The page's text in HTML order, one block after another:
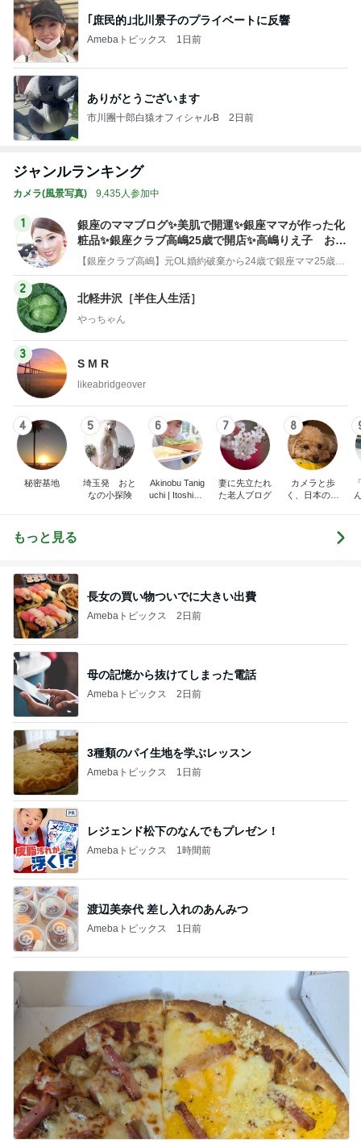
｢庶民的｣北川景子のプライベートに反響
Amebaトピックス 1日前
ありがとうございます
市川團十郎白猿オフィシャルB 2日前
ジャンルランキング
カメラ(風景写真) 9,435人参加中
1
銀座のママブログ✨美肌で開運✨銀座ママが作った化
粧品✨銀座クラブ高嶋25歳で開店✨高嶋りえ子 お着
物でエルメス バーキン コーデ
【銀座クラブ高嶋】元OL婚約破棄から24歳で銀座ママ25歳でオーナーママ銀座 美肌で開運♡パワースポット巡り高嶋りえ子ブログ
2
北軽井沢［半住人生活］
やっちゃん
3
S M R
likeabridgeover
4
秘密基地
5
埼玉発 おと
なの小探険
6
Akinobu Tanig
uchi | Itoshima
7
妻に先立たれ
た老人ブログ
8
カメラと歩
く、日本の風
もっと見る
長女の買い物ついでに大きい出費
Amebaトピックス 2日前
母の記憶から抜けてしまった電話
Amebaトピックス 2日前
3種類のパイ生地を学ぶレッスン
Amebaトピックス 1日前
レジェンド松下のなんでもプレゼン！
Amebaトピックス 1時間前
渡辺美奈代 差し入れのあんみつ
Amebaトピックス 1日前